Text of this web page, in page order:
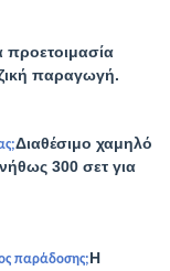
προετοιμασία
παραγωγή.
Διαθέσιμο χαμηλό
300 σετ για
παράδοσης;Η